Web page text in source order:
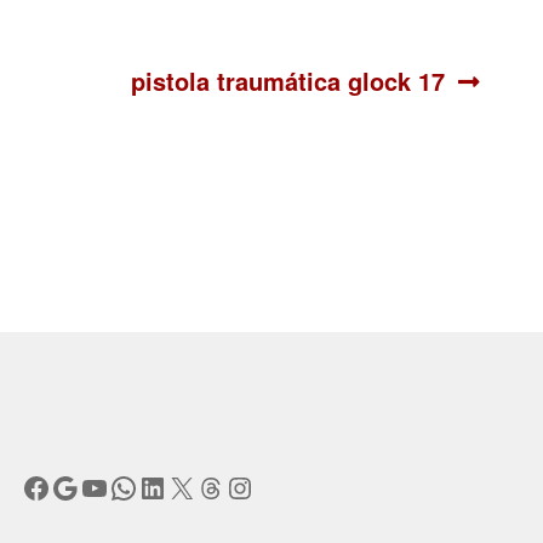
Siguiente:
pistola traumática glock 17
Facebook
Google
YouTube
WhatsApp
LinkedIn
X Threads
Instagram